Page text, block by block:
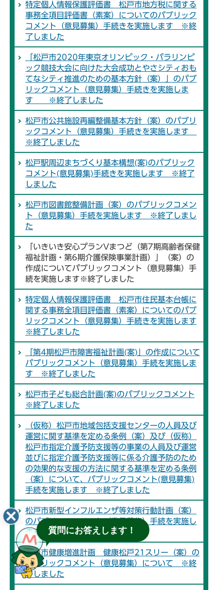
特定個人情報保護評価書 松戸市地方税に関する
事務全項目評価書（素案）についてのパブリック
コメント（意見募集）手続きを実施します ※終
了しました
「松戸市2020年東京オリンピック・パラリンピ
ック競技大会に向けた大会成功とやさシティおも
てなシティ推進のための基本方針（案）」のパブ
リックコメント（意見募集）手続きを実施しま
す ※終了しました
松戸市公共施設再編整備基本方針（案）のパブリ
ックコメント（意見募集）手続きを実施します
※終了しました
松戸駅周辺まちづくり基本構想(案)のパブリック
コメント(意見募集)手続きを実施します ※終了
しました
松戸市図書館整備計画（案）のパブリックコメン
ト（意見募集）手続を実施します ※終了しまし
た
「いきいき安心プランVまつど（第7期高齢者保健
福祉計画・第6期介護保険事業計画）」（案）の
作成についてパブリックコメント（意見募集）手
続を実施します※終了しました
特定個人情報保護評価書 松戸市住民基本台帳に
関する事務全項目評価書（素案）についてのパブ
リックコメント（意見募集）手続きを実施します
※終了しました
「第4期松戸市障害福祉計画(案)」の作成について
パブリックコメント（意見募集）手続を実施しま
す ※終了しました
松戸市子ども総合計画(案)のパブリックコメント
※終了しました
（仮称）松戸市地域包括支援センターの人員及び
運営に関す基準を定める条例（案）及び（仮称）
松戸市指定介護予防支援等の事業の人員及び運営
並びに指定介護予防支援等に係る介護予防のため
の効果的な支援の方法に関する基準を定める条例
（案）について、パブリックコメント(意見募集)
手続を実施します ※終了しました
松戸市新型インフルエンザ等対策行動計画（案）
のパブリックコメント（意見募集）手続を実施し
ます ※終了しました
松戸市健康増進計画 健康松戸21スリー（案）の
パブリックコメント（意見募集）について ※終
了しました
質問にお答えします！